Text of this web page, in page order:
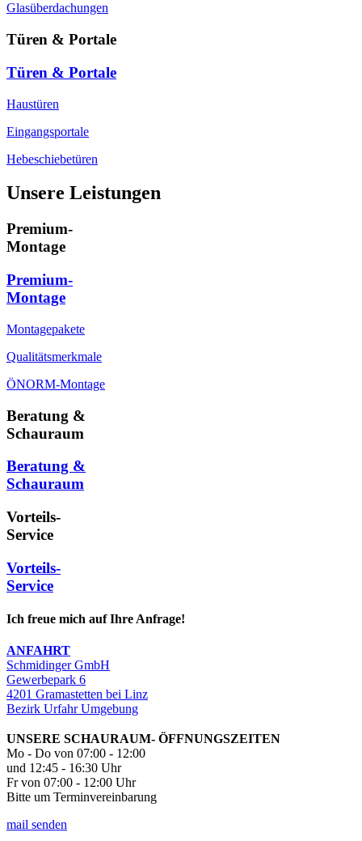
Glasüberdachungen
Türen & Portale
Türen & Portale
Haustüren
Eingangsportale
Hebeschiebetüren
Unsere Leistungen
Premium-
Montage
Premium-
Montage
Montagepakete
Qualitätsmerkmale
ÖNORM-Montage
Beratung &
Schauraum
Beratung &
Schauraum
Vorteils-
Service
Vorteils-
Service
Ich freue mich auf Ihre Anfrage!
ANFAHRT
Schmidinger GmbH
Gewerbepark 6
4201 Gramastetten bei Linz
Bezirk Urfahr Umgebung
UNSERE SCHAURAUM- ÖFFNUNGSZEITEN
Mo - Do von 07:00 - 12:00
und 12:45 - 16:30 Uhr
Fr von 07:00 - 12:00 Uhr
Bitte um Terminvereinbarung
mail senden